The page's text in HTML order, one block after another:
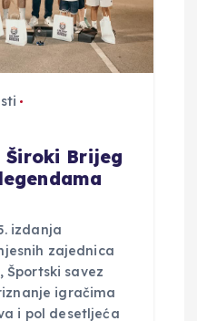
Brijeg
izdanja
zajednica
Športski savez
igračima
i pol desetljeća